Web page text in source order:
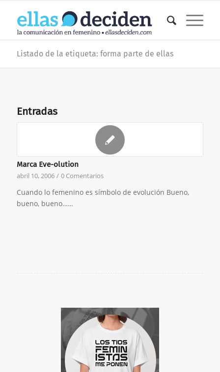
Listado de la etiqueta: forma parte de ellas
Entradas
Marca Eve-olution
abril 10, 2006 / 0 Comentarios
Cuando lo femenino es símbolo de evolución Bueno,
bueno, bueno……